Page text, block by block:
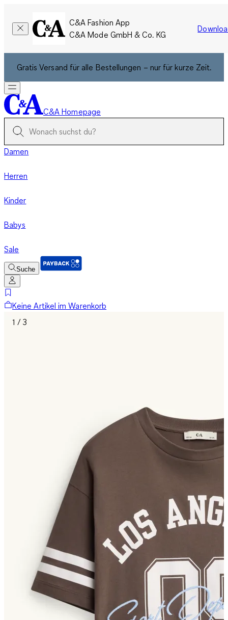
C&A Fashion App
C&A Mode GmbH & Co. KG
Gratis Versand für alle Bestellungen – nur für kurze Zeit.
C&A Homepage
Damen
Herren
Kinder
Babys
Sale
Suche
Keine Artikel im Warenkorb
1 / 3